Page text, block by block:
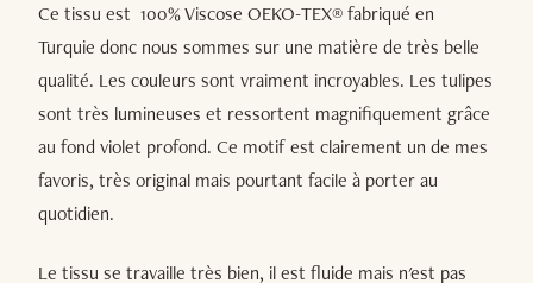
Ce tissu est 100% Viscose OEKO-TEX® fabriqué en
Turquie donc nous sommes sur une matière de très belle
qualité. Les couleurs sont vraiment incroyables. Les tulipes
sont très lumineuses et ressortent magnifiquement grâce
au fond violet profond. Ce motif est clairement un de mes
favoris, très original mais pourtant facile à porter au
quotidien.
Le tissu se travaille très bien, il est fluide mais n'est pas